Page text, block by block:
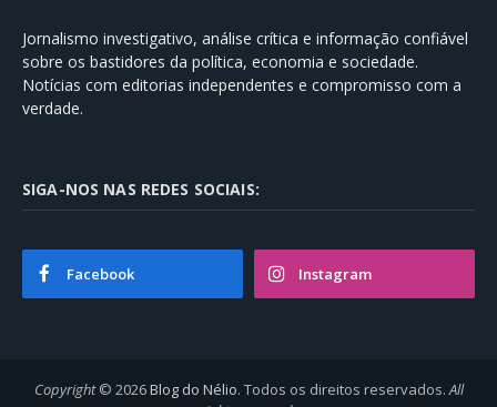
Jornalismo investigativo, análise crítica e informação confiável
sobre os bastidores da política, economia e sociedade.
Notícias com editorias independentes e compromisso com a
verdade.
SIGA-NOS NAS REDES SOCIAIS:
Facebook Instagram
Copyright© 2026Blog do Nélio. Todos os direitos reservados.All